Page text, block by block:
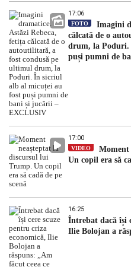
17:06
FOTO
Imagini
călcată de o
drum, la Poduri.
puși pumni de
17:00
VIDEO
Moment
Un copil era să
16:25
Întrebat dacă își
Ilie Bolojan a